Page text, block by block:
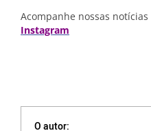
Acompanhe nossas
Instagram
O autor: